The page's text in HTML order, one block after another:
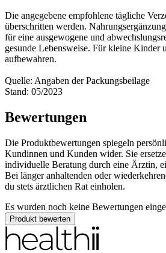
Die angegebene empfohlene tägliche
überschritten werden.
für eine ausgewogene und
gesunde Lebensweise. Für kleine Kinder
aufbewahren.
Quelle: Angaben der Packungsbeilage
Stand: 05/2023
Bewertungen
Die Produktbewertungen spiegeln
Kundinnen und Kunden wider. Sie
individuelle Beratung durch eine Ärztin,
Bei länger anhaltenden oder
du stets ärztlichen Rat einholen.
Es wurden noch keine Bewertungen
Produkt bewerten